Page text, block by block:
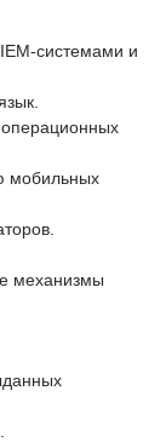
системами и
мобильных
механизмы